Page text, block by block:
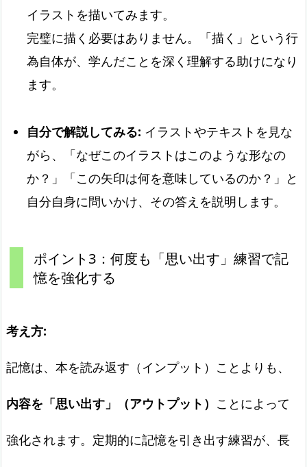
イラストを描いてみます。
完璧に描く必要はありません。「描く」という行
為自体が、学んだことを深く理解する助けになり
ます。
自分で解説してみる: イラストやテキストを見な
がら、「なぜこのイラストはこのような形なの
か？」「この矢印は何を意味しているのか？」と
自分自身に問いかけ、その答えを説明します。
ポイント3：何度も「思い出す」練習で記
憶を強化する
考え方:
記憶は、本を読み返す（インプット）ことよりも、
内容を「思い出す」（アウトプット） ことによって
強化されます。定期的に記憶を引き出す練習が、長